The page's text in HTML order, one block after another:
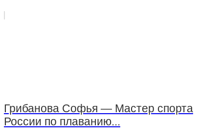
Грибанова Софья — Мастер спорта
России по плаванию...